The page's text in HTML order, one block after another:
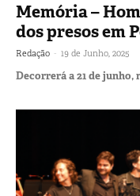
Memória –
dos presos em
Redação - 19 de Junho, 2025
Decorrerá a 21 de junho,